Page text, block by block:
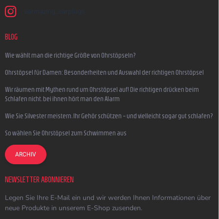
earmazing_earplugs
BLOG
Wie wählt man die richtige Größe von Ohrstöpseln?
Ohrstöpsel für Damen: Besonderheiten und Auswahl der richtigen Ohrstöpsel
Wir räumen mit Mythen rund um Ohrstöpsel auf! Die richtigen drücken beim
Schlafen nicht, bei ihnen hört man den Alarm
Wie Sie Silvester meistern, Ihr Gehör schützen – und vielleicht sogar gut schlafen?
So wählen Sie Ohrstöpsel zum Schwimmen aus
ARCHIV
NEWSLETTER ABONNIEREN
Legen Sie Ihre E-Mail ein und wir werden Ihnen Informationen über
neue Produkte in unserem E-Shop zusenden.